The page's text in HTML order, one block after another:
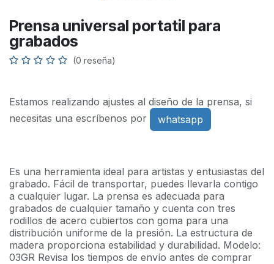
Prensa universal portatil para
grabados
(0 reseña)
Estamos realizando ajustes al diseño de la prensa, si
necesitas una escríbenos por
whatsapp
Es una herramienta ideal para artistas y entusiastas del
grabado. Fácil de transportar, puedes llevarla contigo
a cualquier lugar. La prensa es adecuada para
grabados de cualquier tamaño y cuenta con tres
rodillos de acero cubiertos con goma para una
distribución uniforme de la presión. La estructura de
madera proporciona estabilidad y durabilidad. Modelo:
03GR Revisa los tiempos de envío antes de comprar